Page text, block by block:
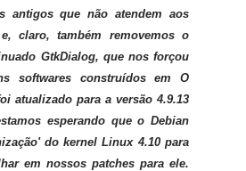
antigos que não atendem aos
claro, também removemos o
GtkDialog, que nos forçou
softwares construídos em O
atualizado para a versão 4.9.13
esperando que o Debian
do kernel Linux 4.10 para
em nossos patches para ele.